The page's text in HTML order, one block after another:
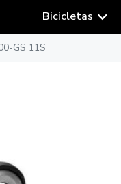
Bicicletas
GS 11S